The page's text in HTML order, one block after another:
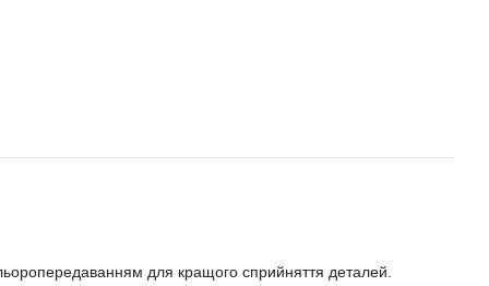
для кращого сприйняття деталей.